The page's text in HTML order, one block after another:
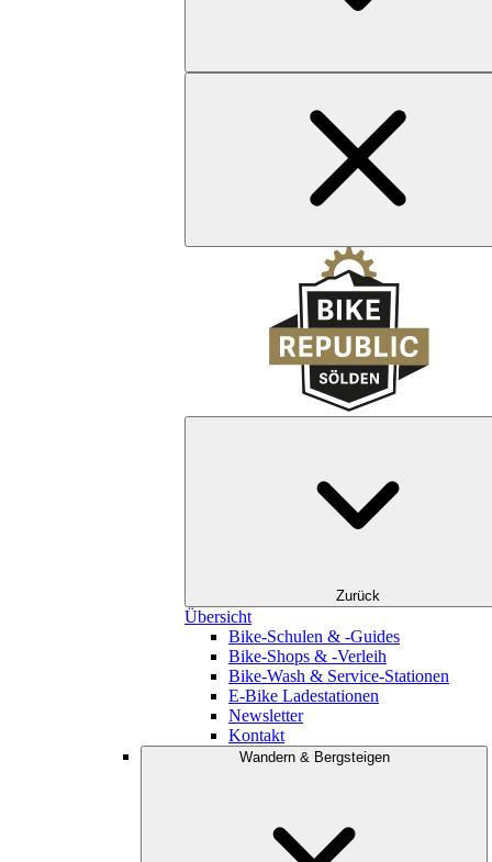
Zurück
Übersicht
Bike-Schulen & -Guides
Bike-Shops & -Verleih
Bike-Wash & Service-Stationen
E-Bike Ladestationen
Newsletter
Kontakt
Wandern & Bergsteigen